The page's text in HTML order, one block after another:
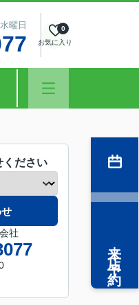
曜日
お気に入り
0
ください
社
来店予約